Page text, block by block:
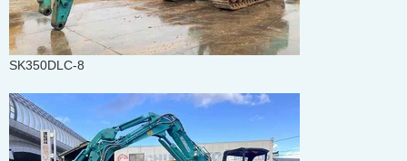
SK350DLC-8